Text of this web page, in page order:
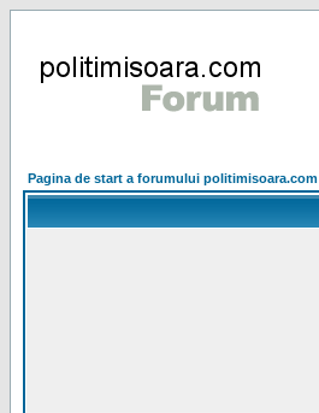
Pagina de start a forumului politimisoara.com